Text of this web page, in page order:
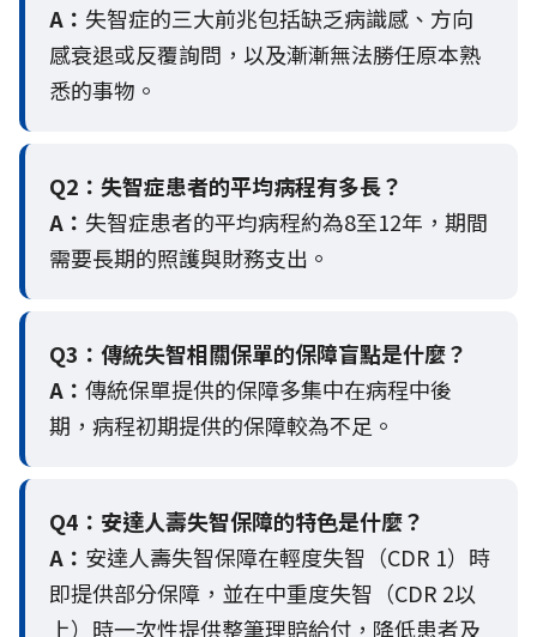
A： 失智症的三大前兆包括缺乏病識感、方向
感衰退或反覆詢問，以及漸漸無法勝任原本熟
悉的事物。
Q2： 失智症患者的平均病程有多長？
A： 失智症患者的平均病程約為8至12年，期間
需要長期的照護與財務支出。
Q3： 傳統失智相關保單的保障盲點是什麼？
A： 傳統保單提供的保障多集中在病程中後
期，病程初期提供的保障較為不足。
Q4： 安達人壽失智保障的特色是什麼？
A： 安達人壽失智保障在輕度失智（CDR 1）時
即提供部分保障，並在中重度失智（CDR 2以
上）時一次性提供整筆理賠給付，降低患者及